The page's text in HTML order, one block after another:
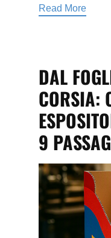
Read More
DAL
CORSIA:
9